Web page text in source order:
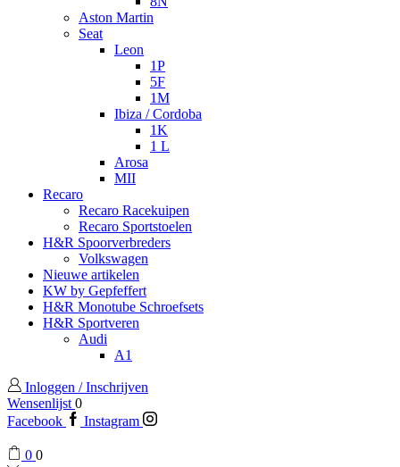
Aston Martin
Seat
Leon
1P
5F
1M
Ibiza / Cordoba
1K
1 L
Arosa
MII
Recaro
Recaro Racekuipen
Recaro Sportstoelen
H&R Spoorverbreders
Volkswagen
Nieuwe artikelen
KW by Gepfeffert
H&R Monotube Schroefsets
H&R Sportveren
Audi
A1
Inloggen / Inschrijven
Wensenlijst 0
Facebook
Instagram
0 0